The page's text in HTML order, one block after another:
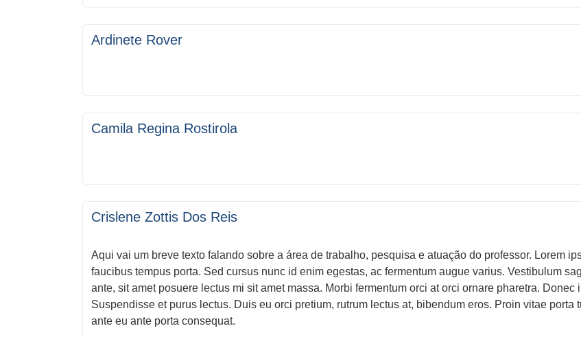
Ardinete Rover
Camila Regina Rostirola
Crislene Zottis Dos Reis
Aqui vai um breve texto falando sobre a área de trabalho, pesquisa e atuação do professor. Lorem
faucibus tempus porta. Sed cursus nunc id enim egestas, ac fermentum augue varius. Vestibulum
ante, sit amet posuere lectus mi sit amet massa. Morbi fermentum orci at orci ornare pharetra.
Suspendisse et purus lectus. Duis eu orci pretium, rutrum lectus at, bibendum eros. Proin vitae
ante eu ante porta consequat.